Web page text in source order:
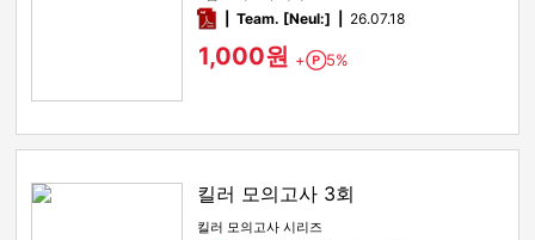
pdfTeam. [Neul:] 26.07.18
1,000원 + Point
5%
킬러 모의고사 3회
킬러 모의고사 시리즈